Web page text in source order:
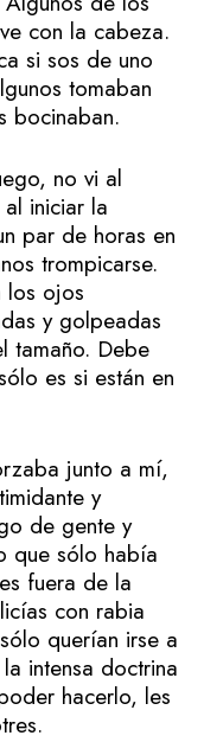
con la cabeza.
si sos de uno
tomaban
bocinaban.
no vi al
iniciar la
par de horas en
trompicarse.
los ojos
y golpeadas
tamaño. Debe
es si están en
junto a mí,
y
de gente y
que sólo había
fuera de la
con rabia
querían irse a
intensa doctrina
hacerlo, les